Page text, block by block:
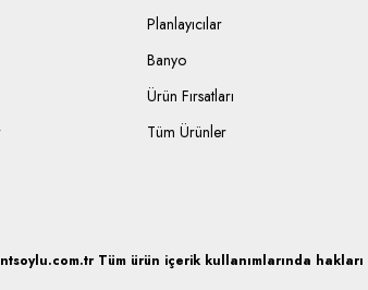
Planlayıcılar
Banyo
Ürün Fırsatları
Tüm Ürünler
Tüm ürün içerik kullanımlarında hakları